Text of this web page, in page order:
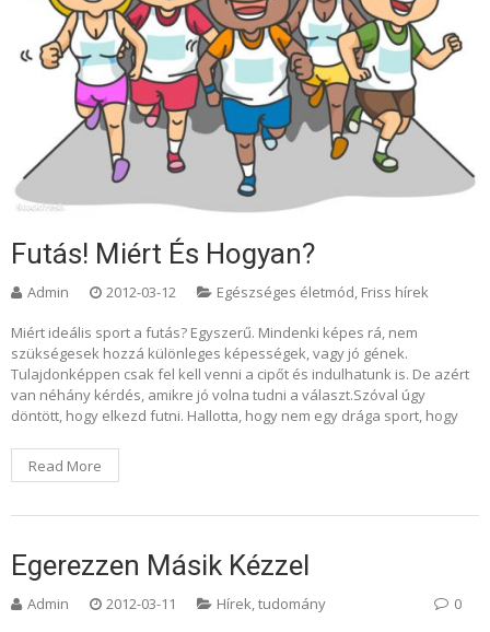
Futás! Miért És Hogyan?
Admin 2012-03-12 Egészséges életmód, Friss hírek
Miért ideális sport a futás? Egyszerű. Mindenki képes rá, nem
szükségesek hozzá különleges képességek, vagy jó gének.
Tulajdonképpen csak fel kell venni a cipőt és indulhatunk is. De azért
van néhány kérdés, amikre jó volna tudni a választ.Szóval úgy
döntött, hogy elkezd futni. Hallotta, hogy nem egy drága sport, hogy
Read More
Egerezzen Másik Kézzel
Admin 2012-03-11 Hírek, tudomány 0